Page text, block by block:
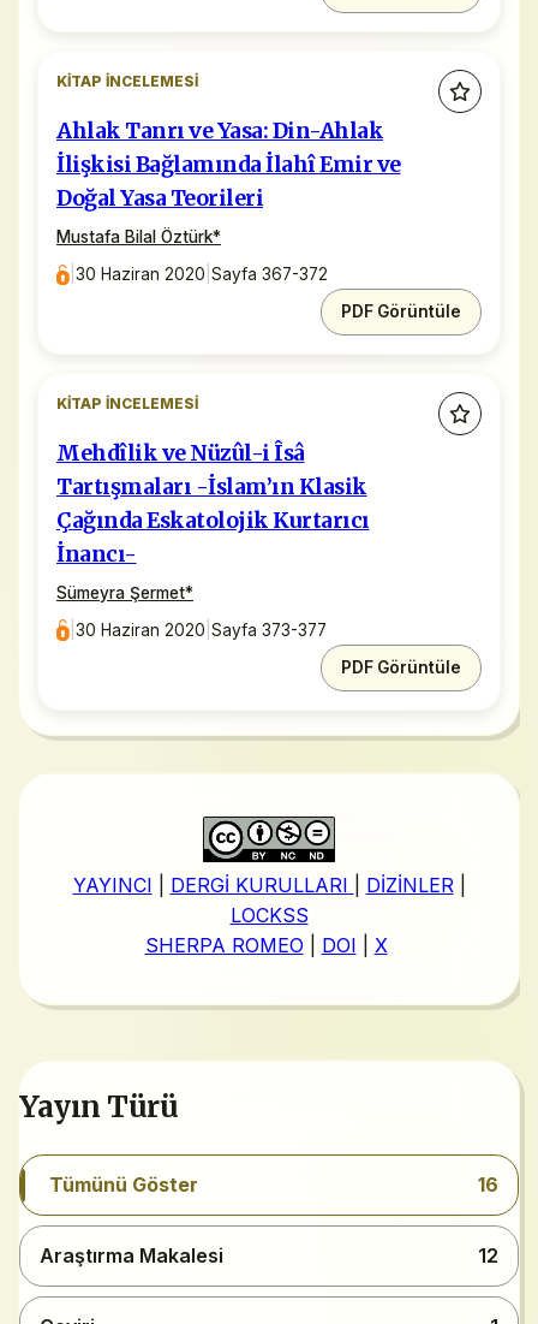
KITAP İNCELEMESI
Ahlak Tanrı ve Yasa: Din-Ahlak
İlişkisi Bağlamında İlahî Emir ve
Doğal Yasa Teorileri
Mustafa Bilal Öztürk*
|30 Haziran 2020 |Sayfa 367-372
PDF Görüntüle
KITAP İNCELEMESI
Mehdîlik ve Nüzûl-i Îsâ
Tartışmaları -İslam’ın Klasik
Çağında Eskatolojik Kurtarıcı
İnancı-
Sümeyra Şermet*
|30 Haziran 2020 |Sayfa 373-377
PDF Görüntüle
YAYINCI DERGİ KURULLARI DİZİNLER|
LOCKSS
SHERPA ROMEO
DOI X
Yayın Türü
Tümünü Göster 16
Araştırma Makalesi 12